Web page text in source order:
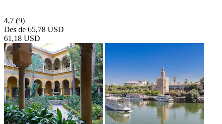
4,7 (9)
Des de 65,78 USD
61,18 USD